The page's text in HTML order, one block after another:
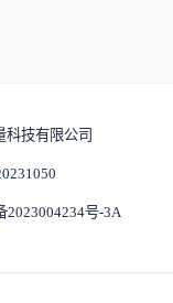
科技有限公司
2023004234号-3A